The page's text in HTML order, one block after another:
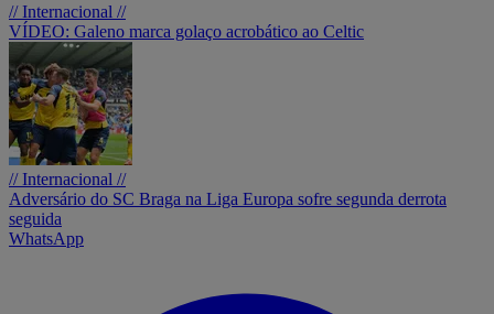
// Internacional //
VÍDEO: Galeno marca golaço acrobático ao Celtic
// Internacional //
Adversário do SC Braga na Liga Europa sofre segunda derrota
seguida
WhatsApp